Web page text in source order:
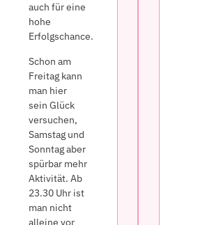
auch für eine
hohe
Erfolgschance.
Schon am
Freitag kann
man hier
sein Glück
versuchen,
Samstag und
Sonntag aber
spürbar mehr
Aktivität. Ab
23.30 Uhr ist
man nicht
alleine vor